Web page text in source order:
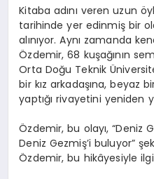
Kitaba adını veren uzun
tarihinde yer edinmiş bir
alınıyor. Aynı zamanda
Özdemir, 68 kuşağının
Orta Doğu Teknik
bir kız arkadaşına, beyaz
yaptığı rivayetini yeniden
Özdemir, bu olayı, “Deniz
Deniz Gezmiş’i buluyor”
Özdemir, bu hikâyesiyle